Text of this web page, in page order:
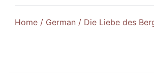
Home / German / Die Liebe des